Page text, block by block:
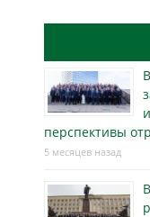
перспективы
5 месяцев назад